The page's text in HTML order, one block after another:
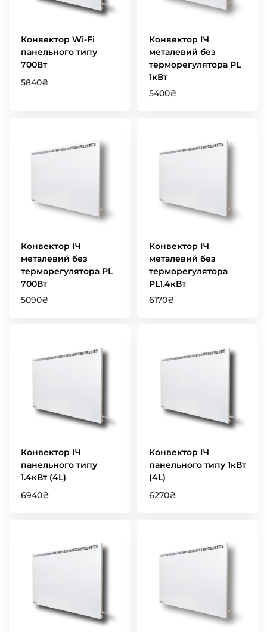
Конвектор Wi-Fi
панельного типу
700Вт
5840₴
Конвектор ІЧ
металевий без
терморегулятора PL
1кВт
5400₴
Конвектор ІЧ
металевий без
терморегулятора PL
700Вт
5090₴
Конвектор ІЧ
металевий без
терморегулятора
PL1.4кВт
6170₴
Конвектор ІЧ
панельного типу
1.4кВт (4L)
6940₴
Конвектор ІЧ
панельного типу 1кВт
(4L)
6270₴